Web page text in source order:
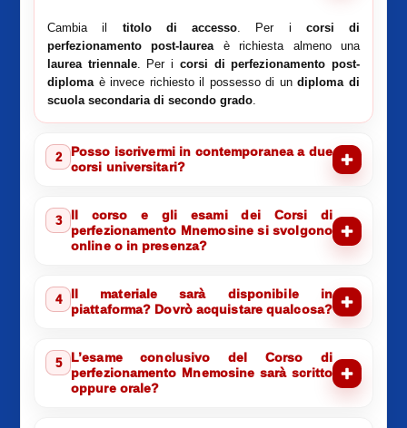
Cambia il titolo di accesso. Per i corsi di
perfezionamento post-laureaè richiesta almeno una
laurea triennale. Per i corsi di perfezionamento post-
diplomaè invece richiesto il possesso di undiploma di
scuola secondaria di secondo grado.
2
Posso iscrivermi in contemporanea a due
corsi universitari?
3
Il corso e gli esami dei Corsi di
perfezionamento Mnemosine si svolgono
online o in presenza?
4
Il materiale sarà disponibile in
piattaforma? Dovrò acquistare qualcosa?
5
L’esame conclusivo del Corso di
perfezionamento Mnemosine sarà scritto
oppure orale?